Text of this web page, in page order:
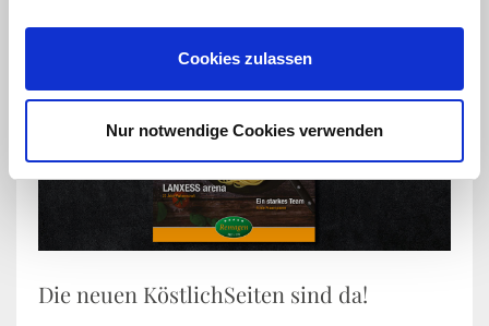
Cookies zulassen
Nur notwendige Cookies verwenden
Die neuen KöstlichSeiten sind da!